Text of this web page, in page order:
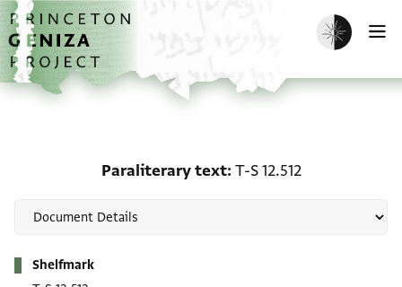
Skip to main content
home
Enable dark
Paraliterary text T-S 12.512
Shelfmark